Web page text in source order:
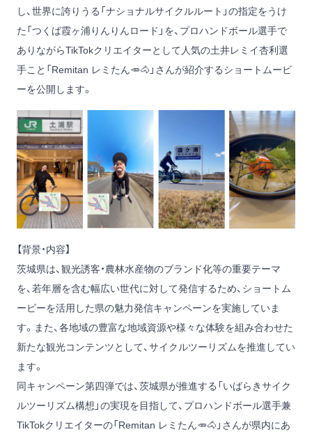
し、世界に誇りうる「ナショナルサイクルルート」の指定をうけ
た「つくば霞ヶ浦りんりんロード」を、プロハンドボール選手で
ありながらTikTokクリエイターとして人気の土井レミイ杏利選
手こと「Remitan レミたん🥕🐴」さんが紹介するショートムービ
ーを公開します。
【背景・内容】
茨城県は、観光誘客・農林水産物のブランド化等の重要テーマ
を、若年層を含む幅広い世代に対して発信するため、ショートム
ービーを活用した県の魅力発信キャンペーンを実施していま
す。また、各地域の豊富な地域資源や様々な体験を組み合わせた
新たな観光コンテンツとして、サイクルツーリズムを推進してい
ます。
同キャンペーン第四弾では、茨城県が推進する「いばらきサイク
ルツーリズム構想」の実現を目指して、プロハンドボール選手兼
TikTokクリエイターの「Remitan レミたん🥕🐴」さんが県内にあ